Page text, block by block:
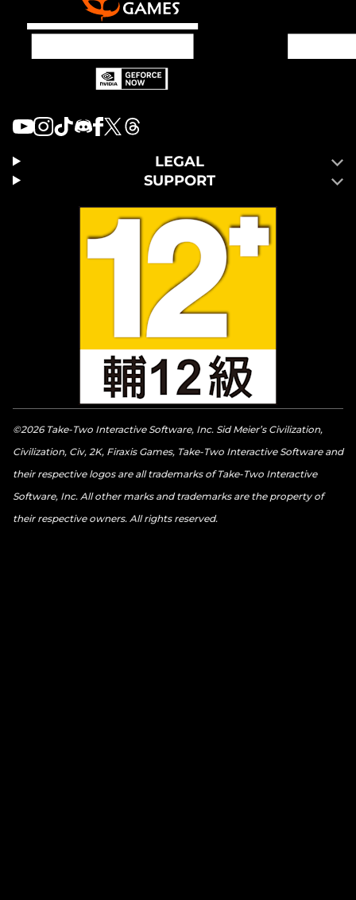
LEGAL
SUPPORT
©2026 Take-Two Interactive Software, Inc. Sid Meier’s Civilization,
Civilization, Civ, 2K, Firaxis Games, Take-Two Interactive Software and
their respective logos are all trademarks of Take-Two Interactive
Software, Inc. All other marks and trademarks are the property of
their respective owners. All rights reserved.